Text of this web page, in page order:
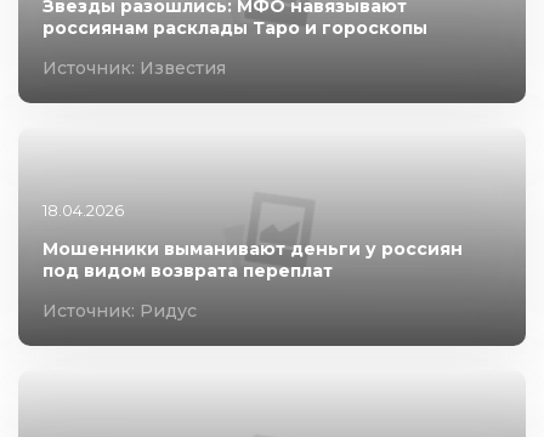
Звезды разошлись: МФО навязывают
россиянам расклады Таро и гороскопы
Источник: Известия
18.04.2026
Мошенники выманивают деньги у россиян
под видом возврата переплат
Источник: Ридус